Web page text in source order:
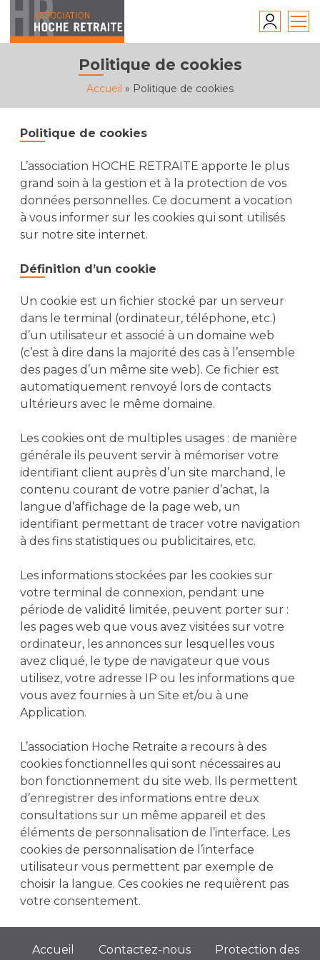
Skip
content
Politique de cookies
Accueil » Politique de cookies
Politique de cookies
L’association HOCHE RETRAITE apporte le plus
grand soin à la gestion et à la protection de vos
données personnelles. Ce document a vocation
à vous informer sur les cookies qui sont utilisés
sur notre site internet.
Définition d’un cookie
Un cookie est un fichier stocké par un serveur
dans le terminal (ordinateur, téléphone, etc.)
d’un utilisateur et associé à un domaine web
(c’est à dire dans la majorité des cas à l’ensemble
des pages d’un même site web). Ce fichier est
automatiquement renvoyé lors de contacts
ultérieurs avec le même domaine.
Les cookies ont de multiples usages : de manière
générale ils peuvent servir à mémoriser votre
identifiant client auprès d’un site marchand, le
contenu courant de votre panier d’achat, la
langue d’affichage de la page web, un
identifiant permettant de tracer votre navigation
à des fins statistiques ou publicitaires, etc.
Les informations stockées par les cookies sur
votre terminal de connexion, pendant une
période de validité limitée, peuvent porter sur :
les pages web que vous avez visitées sur votre
ordinateur, les annonces sur lesquelles vous
avez cliqué, le type de navigateur que vous
utilisez, votre adresse IP ou les informations que
vous avez fournies à un Site et/ou à une
Application.
L’association Hoche Retraite a recours à des
cookies fonctionnelles qui sont nécessaires au
bon fonctionnement du site web. Ils permettent
d’enregistrer des informations entre deux
consultations sur un même appareil et des
éléments de personnalisation de l’interface. Les
cookies de personnalisation de l’interface
utilisateur vous permettent par exemple de
choisir la langue. Ces cookies ne requièrent pas
votre consentement.
Accueil Contactez-nous Protection des